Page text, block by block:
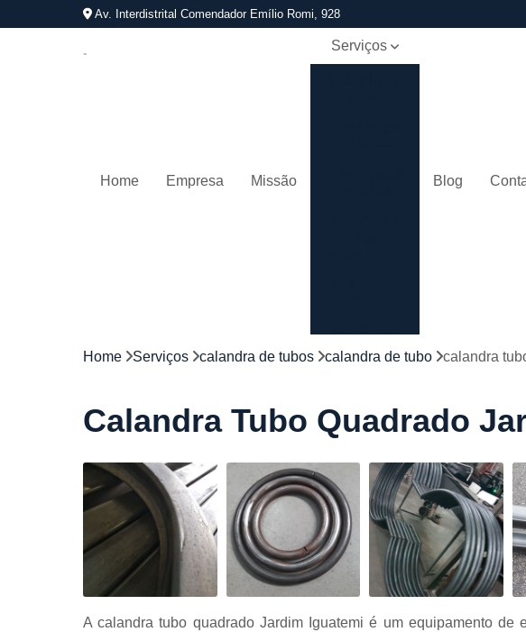
Av. Interdistrital Comendador Emílio Romi, 928
Home Empresa Missão
Serviços
Cortes a
Cortes de
chapa
Curvamento
de tubo
Dobra de
chapas
tubo
Blog
Home Serviços calandra de tubos calandra de tubo calandra
Calandra Tubo Quadrado
A calandra tubo quadrado Jardim Iguatemi é um equipamento de